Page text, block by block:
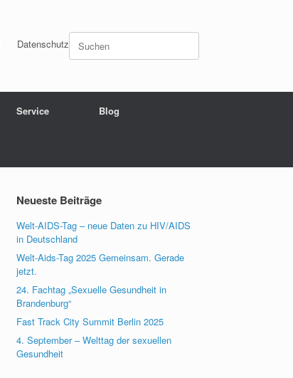
DatenschutzSuchen
nach:
Service Blog
Neueste Beiträge
Welt-AIDS-Tag – neue Daten zu HIV/AIDS
in Deutschland
Welt-Aids-Tag 2025 Gemeinsam. Gerade
jetzt.
24. Fachtag „Sexuelle Gesundheit in
Brandenburg“
Fast Track City Summit Berlin 2025
4. September – Welttag der sexuellen
Gesundheit